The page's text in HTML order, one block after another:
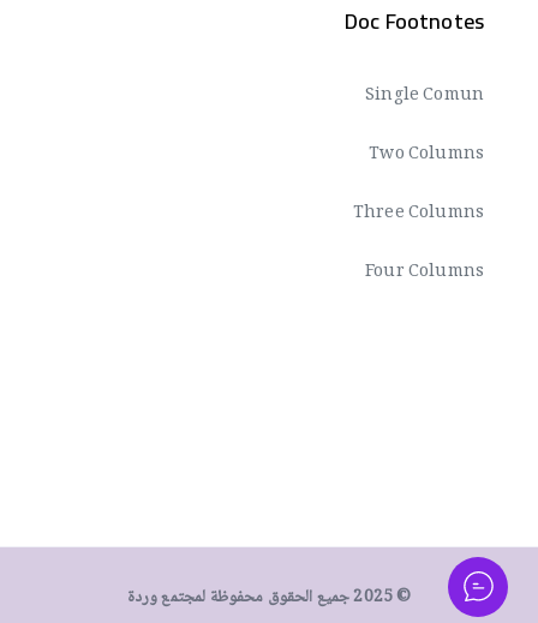
Doc Footnotes
Single Comun
Two Columns
Three Columns
Four Columns
© 2025 جميع الحقوق محفوظة لمجتمع وردة